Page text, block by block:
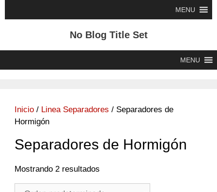
al
MENU
No Blog Title Set
MENU
Inicio / Linea Separadores / Separadores de
Hormigón
Separadores de Hormigón
Mostrando 2 resultados